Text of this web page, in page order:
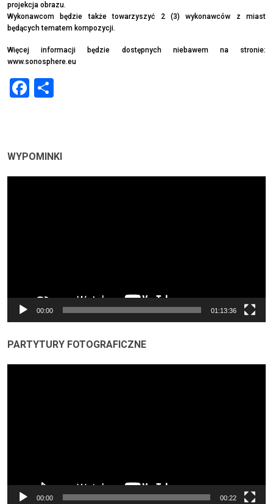
projekcja obrazu.
Wykonawcom będzie także towarzyszyć 2 (3) wykonawców z miast
będących tematem kompozycji.
Więcej informacji będzie dostępnych niebawem na stronie:
www.sonosphere.eu
Facebook
WYPOMINKI
00:00 01:13:36
PARTYTURY FOTOGRAFICZNE
00:00 00:22